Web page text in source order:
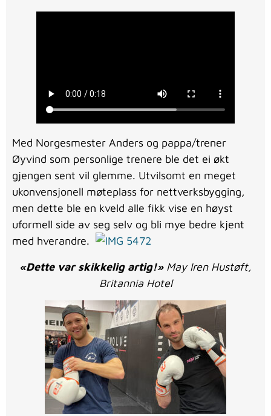
Med Norgesmester Anders og pappa/trener
Øyvind som personlige trenere ble det ei økt
gjengen sent vil glemme. Utvilsomt en meget
ukonvensjonell møteplass for nettverksbygging,
men dette ble en kveld alle fikk vise en høyst
uformell side av seg selv og bli mye bedre kjent
med hverandre.
«Dette var skikkelig artig!» May Iren Hustøft,
Britannia Hotel